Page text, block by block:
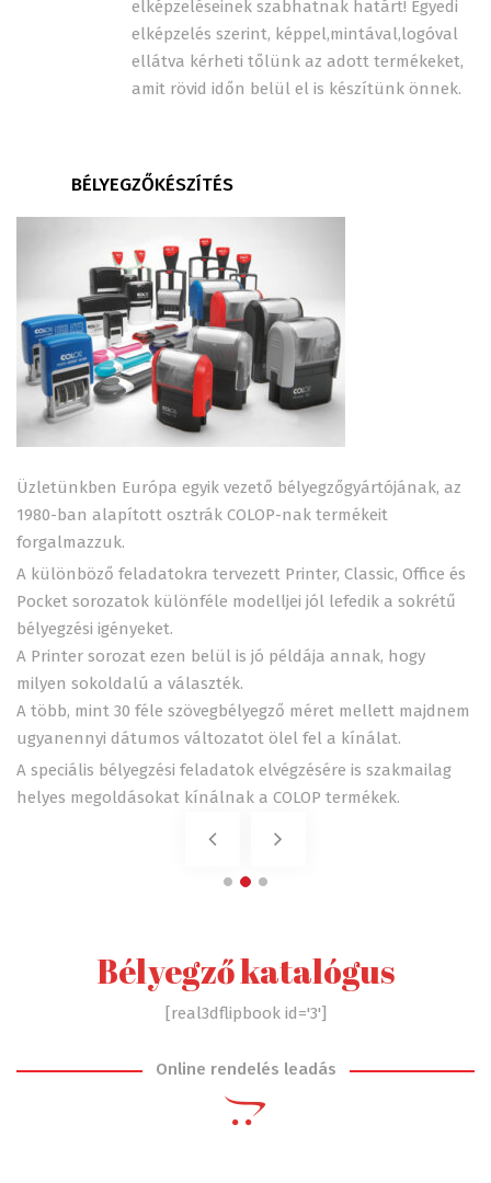
elképzeléseinek szabhatnak határt! Egyedi
elképzelés szerint, képpel,mintával,logóval
ellátva kérheti tőlünk az adott termékeket,
amit rövid időn belül el is készítünk önnek.
BÉLYEGZŐKÉSZÍTÉS
Üzletünkben Európa egyik vezető bélyegzőgyártójának, az
1980-ban alapított osztrák COLOP-nak termékeit
forgalmazzuk.
A különböző feladatokra tervezett Printer, Classic, Office és
Pocket sorozatok különféle modelljei jól lefedik a sokrétű
bélyegzési igényeket.
A Printer sorozat ezen belül is jó példája annak, hogy
milyen sokoldalú a választék.
A több, mint 30 féle szövegbélyegző méret mellett majdnem
ugyanennyi dátumos változatot ölel fel a kínálat.
A speciális bélyegzési feladatok elvégzésére is szakmailag
helyes megoldásokat kínálnak a COLOP termékek.
Bélyegző katalógus
[real3dflipbook id='3']
Online rendelés leadás